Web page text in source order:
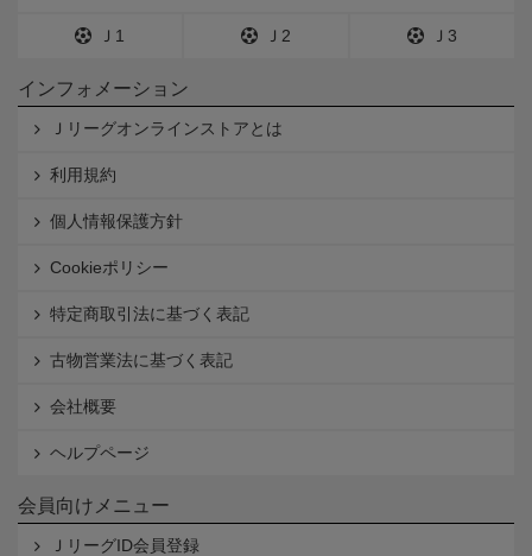
Ｊ1 Ｊ2 Ｊ3
インフォメーション
Ｊリーグオンラインストアとは
利用規約
個人情報保護方針
Cookieポリシー
特定商取引法に基づく表記
古物営業法に基づく表記
会社概要
ヘルプページ
会員向けメニュー
ＪリーグID会員登録